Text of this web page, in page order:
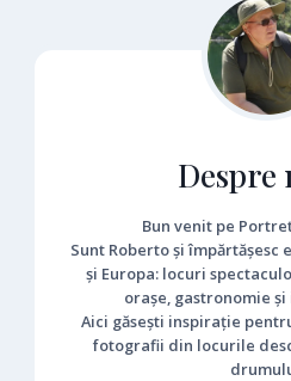
Despre
Bun venit pe
Sunt Roberto și împărtășesc
și Europa: locuri
orașe, gastronomie
Aici găsești inspirație
fotografii din locurile